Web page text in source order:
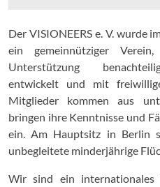
Der VISIONEERS e. V. wurde
ein gemeinnütziger
Unterstützung
entwickelt und mit
Mitglieder kommen aus
bringen ihre Kenntnisse und
ein. Am Hauptsitz in Berlin
unbegleitete minderjährige
Wir sind ein internationales